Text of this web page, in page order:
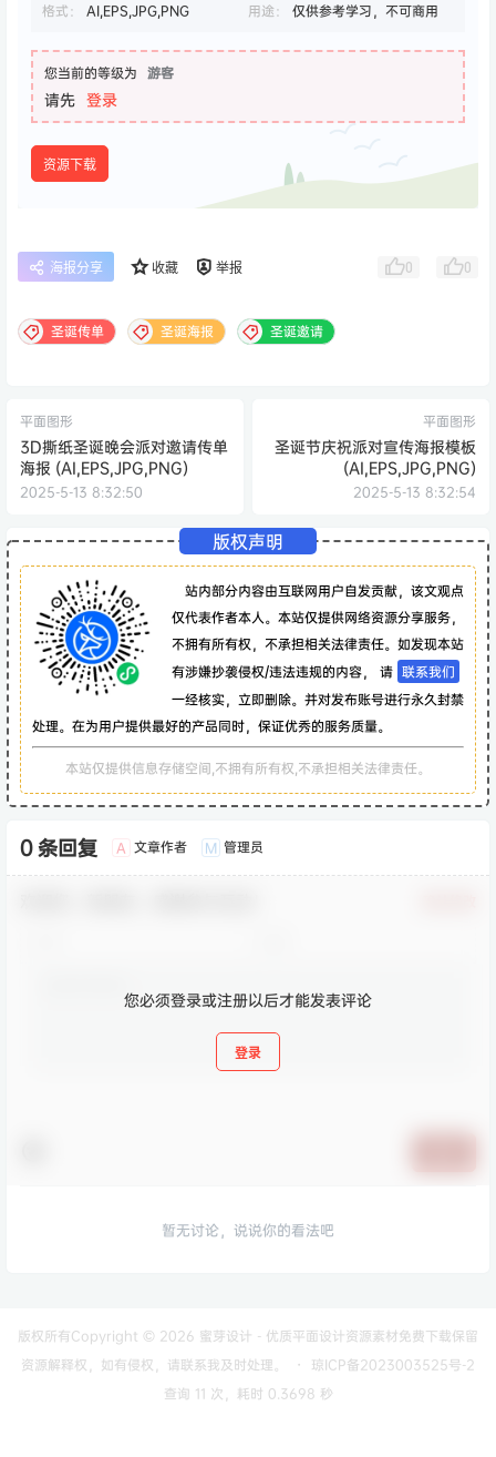
格式： AI,EPS,JPG,PNG 用途： 仅供参考学习，不可商用
您当前的等级为 游客
请先 登录
资源下载
海报分享 收藏 举报 0 0
圣诞传单 圣诞海报 圣诞邀请
平面图形
3D撕纸圣诞晚会派对邀请传单
海报 (AI,EPS,JPG,PNG)
2025-5-13 8:32:50
平面图形
圣诞节庆祝派对宣传海报模板
(AI,EPS,JPG,PNG)
2025-5-13 8:32:54
版权声明
站内部分内容由互联网用户自发贡献，该文观点
仅代表作者本人。本站仅提供网络资源分享服务，
不拥有所有权，不承担相关法律责任。如发现本站
有涉嫌抄袭侵权/违法违规的内容， 请 联系我们
一经核实，立即删除。并对发布账号进行永久封禁
处理。在为用户提供最好的产品同时，保证优秀的服务质量。
本站仅提供信息存储空间,不拥有所有权,不承担相关法律责任。
0 条回复 A 文章作者 M 管理员
您必须登录或注册以后才能发表评论
登录
暂无讨论，说说你的看法吧
版权所有Copyright © 2026 蜜芽设计 - 优质平面设计资源素材免费下载保留
资源解释权，如有侵权，请联系我及时处理。
・
琼ICP备2023003525号-2
查询 11 次，耗时 0.3698 秒